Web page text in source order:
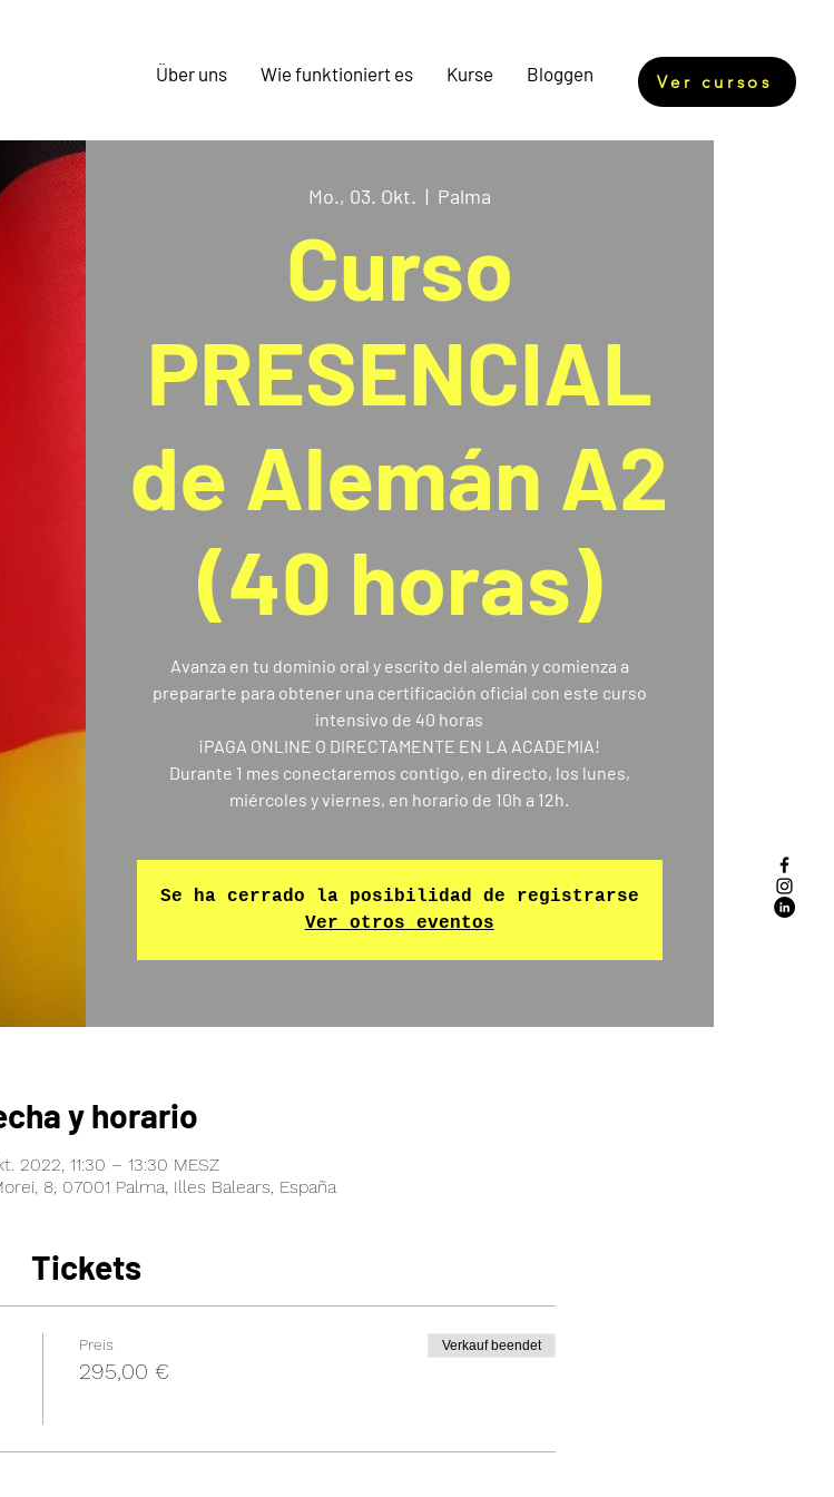
Über uns Wie funktioniert es Kurse Bloggen Ver cursos
Mo., 03. Okt.
  |
Palma
Curso
PRESENCIAL
de Alemán A2
(40 horas)
Avanza en tu dominio oral y escrito del alemán y comienza a
prepararte para obtener una certificación oficial con este curso
intensivo de 40 horas
¡PAGA ONLINE O DIRECTAMENTE EN LA ACADEMIA!
Durante 1 mes conectaremos contigo, en directo, los lunes,
miércoles y viernes, en horario de 10h a 12h.
Se ha cerrado la posibilidad de registrarse
Ver otros eventos
y horario
2022, 11:30 – 13:30 MESZ
8, 07001 Palma, Illes Balears, España
Tickets
Preis
295,00 €
Verkauf beendet